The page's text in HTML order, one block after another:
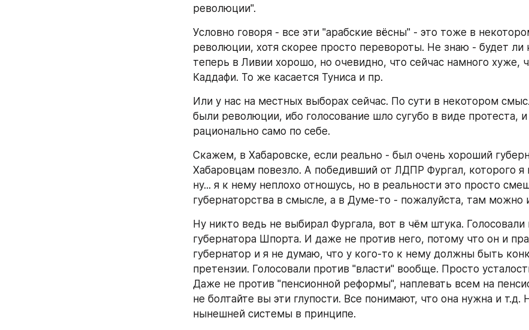
революции".
Условно говоря - все эти "арабские вёсны" - это тоже в
революции, хотя скорее просто перевороты. Не знаю - будет ли
теперь в Ливии хорошо, но очевидно, что сейчас намного хуже,
Каддафи. То же касается Туниса и пр.
Или у нас на местных выборах сейчас. По сути в некотором
были революции, ибо голосование шло сугубо в виде протеста,
рационально само по себе.
Скажем, в Хабаровске, если реально - был очень хороший
Хабаровцам повезло. А победивший от ЛДПР Фургал, которого я
ну... я к нему неплохо отношусь, но в реальности это просто
губернаторства в смысле, а в Думе-то - пожалуйста, там можно
Ну никто ведь не выбирал Фургала, вот в чём штука. Голосовали
губернатора Шпорта. И даже не против него, потому что он и
губернатор и я не думаю, что у кого-то к нему должны быть
претензии. Голосовали против "власти" вообще. Просто
Даже не против "пенсионной реформы", наплевать всем на
не болтайте вы эти глупости. Все понимают, что она нужна и т.д.
нынешней системы в принципе.